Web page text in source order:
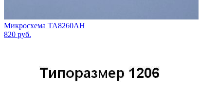
Микросхема TA8260AH
820 руб.